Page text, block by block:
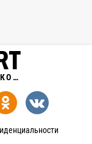
СХЕМЫ ВЯЗАНИЯ КРЮЧКОМ